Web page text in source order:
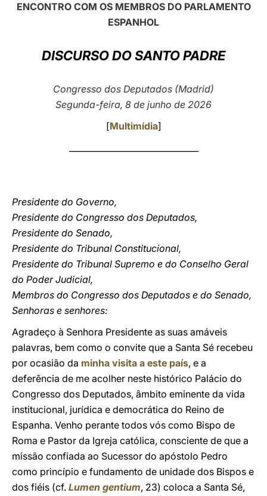
ENCONTRO COM OS MEMBROS DO PARLAMENTO
ESPANHOL
DISCURSO DO SANTO PADRE
Congresso dos Deputados (Madrid)
Segunda-feira, 8 de junho de 2026
[Multimídia]
Presidente do Governo,
Presidente do Congresso dos Deputados,
Presidente do Senado,
Presidente do Tribunal Constitucional,
Presidente do Tribunal Supremo e do Conselho Geral
do Poder Judicial,
Membros do Congresso dos Deputados e do Senado,
Senhoras e senhores:
Agradeço à Senhora Presidente as suas amáveis
palavras, bem como o convite que a Santa Sé recebeu
por ocasião da minha visita a este país, e a
deferência de me acolher neste histórico Palácio do
Congresso dos Deputados, âmbito eminente da vida
institucional, jurídica e democrática do Reino de
Espanha. Venho perante todos vós como Bispo de
Roma e Pastor da Igreja católica, consciente de que a
missão confiada ao Sucessor do apóstolo Pedro
como princípio e fundamento de unidade dos Bispos e
dos fiéis (cf. Lumen gentium, 23) coloca a Santa Sé,